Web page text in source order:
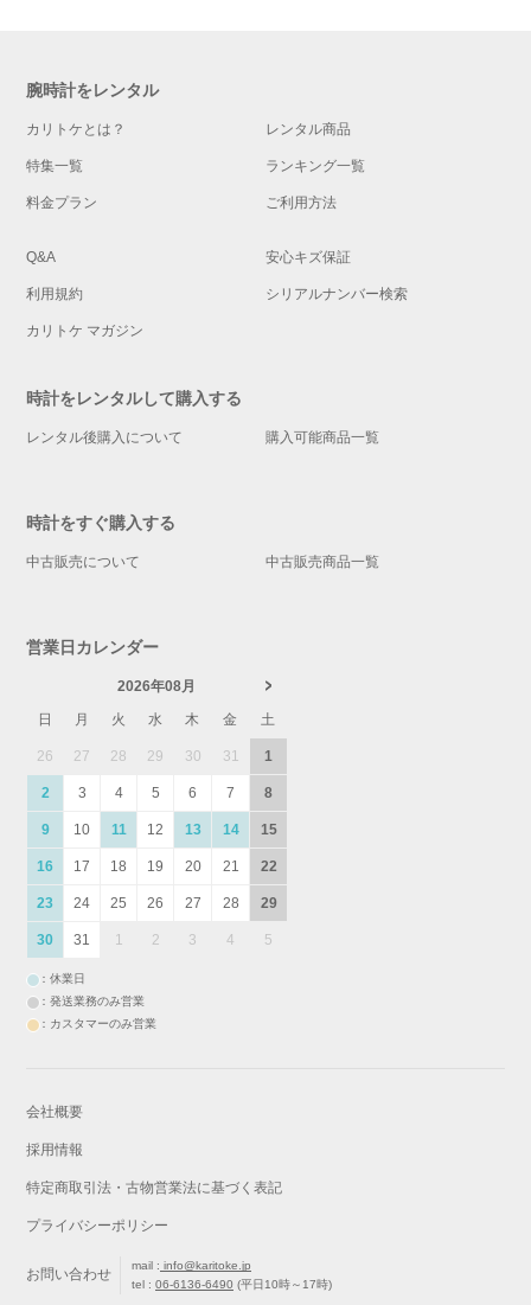
腕時計をレンタル
カリトケとは？ レンタル商品
特集一覧 ランキング一覧
料金プラン ご利用方法
Q&A 安心キズ保証
利用規約 シリアルナンバー検索
カリトケ マガジン
時計をレンタルして購入する
レンタル後購入について 購入可能商品一覧
時計をすぐ購入する
中古販売について 中古販売商品一覧
営業日カレンダー
2026年08月
日
月 火 水 木 金 土
26 27 28 29 30 31 1
2 3 4 5 6 7 8
9 10 11 12 13 14 15
16 17 18 19 20 21 22
23 24 25 26 27 28 29
30 31 1 2 3 4 5
：休業日
：発送業務のみ営業
：カスタマーのみ営業
会社概要
採用情報
特定商取引法・古物営業法に基づく表記
プライバシーポリシー
お問い合わせ
mail : info@karitoke.jp
tel :06-6136-6490 (平日10時～17時)